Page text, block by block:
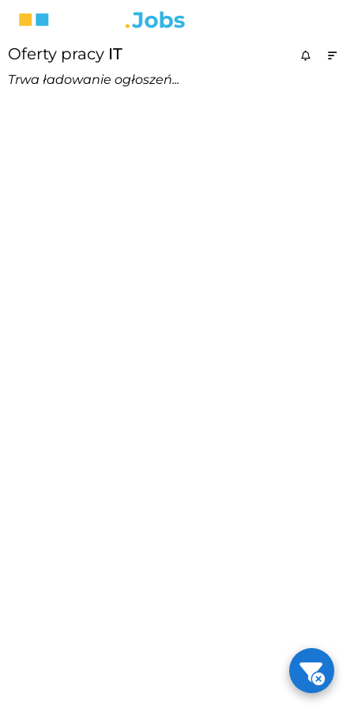
Oferty pracy IT
Trwa ładowanie ogłoszeń...